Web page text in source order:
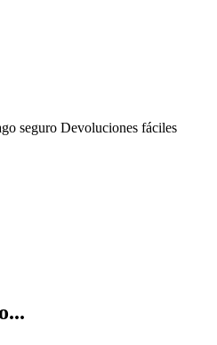
seguro Devoluciones fáciles